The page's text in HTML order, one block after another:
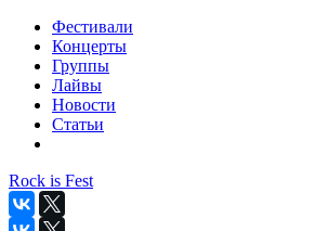
Фестивали
Концерты
Группы
Лайвы
Новости
Статьи
Rock is Fest